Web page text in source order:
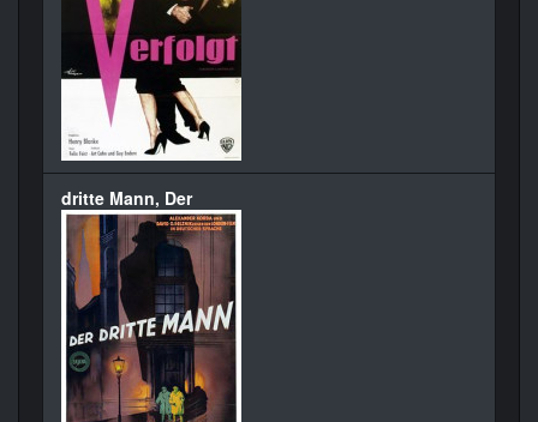
dritte Mann, Der